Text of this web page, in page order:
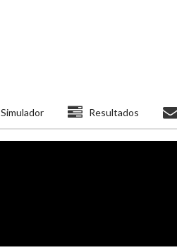
Simulador Resultados